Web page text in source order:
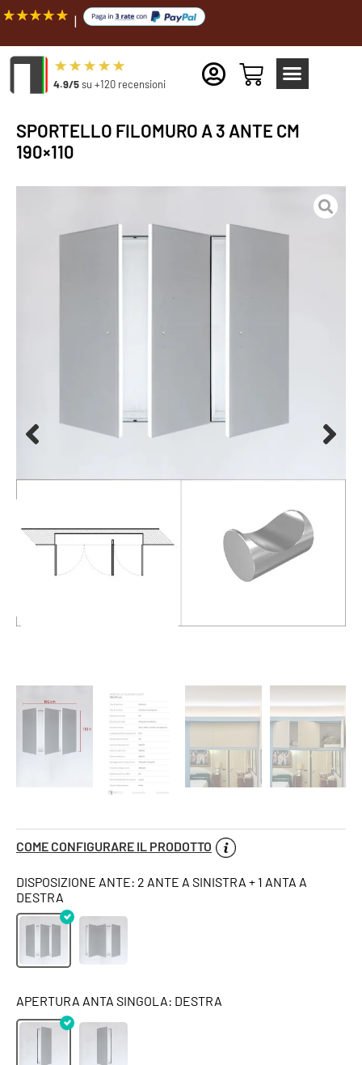
4.9/5su +120 recensioni
SPORTELLO FILOMURO A 3 ANTE CM
190×110
COME CONFIGURARE IL PRODOTTO
DISPOSIZIONE ANTE: 2 ANTE A SINISTRA + 1 ANTA A
DESTRA
APERTURA ANTA SINGOLA: DESTRA